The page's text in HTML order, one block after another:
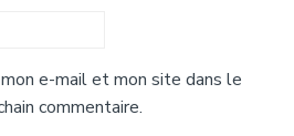
e-mail et mon site dans le
commentaire.